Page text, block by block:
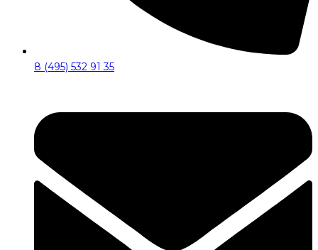
8 (495) 532 91 35